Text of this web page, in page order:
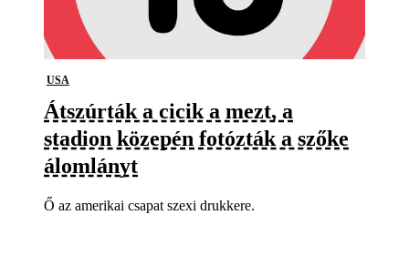
USA
Átszúrták a cicik a mezt, a
stadion közepén fotózták a szőke
álomlányt
Ő az amerikai csapat szexi drukkere.